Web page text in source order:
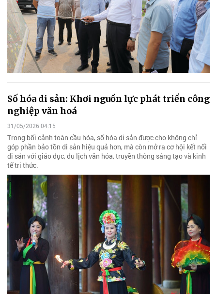
Số hóa di sản: Khơi nguồn lực phát triển công
nghiệp văn hoá
31/05/2026 04:15
Trong bối cảnh toàn cầu hóa, số hóa di sản được cho không chỉ
góp phần bảo tồn di sản hiệu quả hơn, mà còn mở ra cơ hội kết nối
di sản với giáo dục, du lịch văn hóa, truyền thông sáng tạo và kinh
tế tri thức.